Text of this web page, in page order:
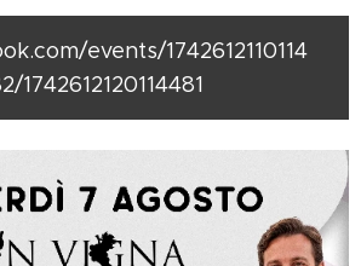
events/1742612110114
1742612120114481